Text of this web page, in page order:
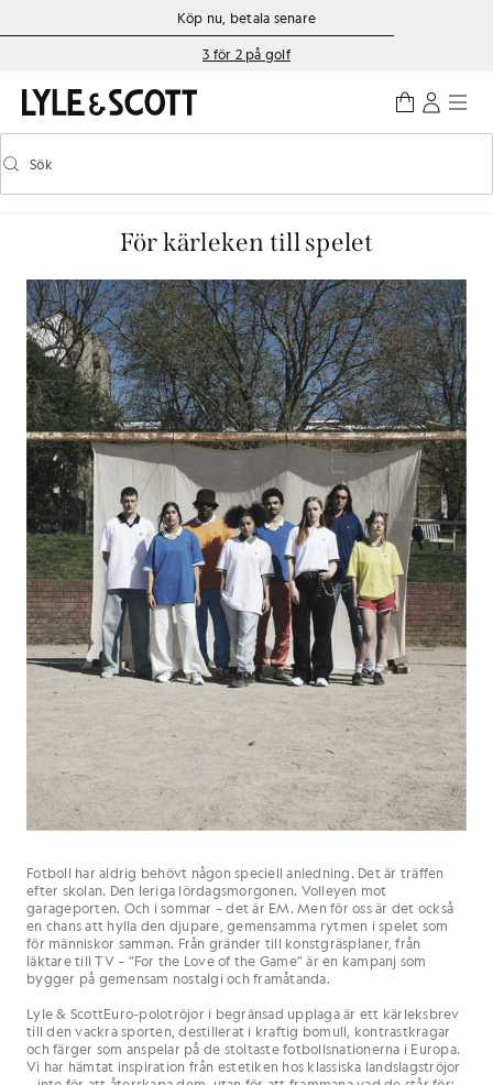
Gå direkt till huvudinnehållet
Information om tillgänglighetKöp nu, betala senare
3 för 2 på golf
Aktivera/inaktivera prediktiv sökning
Sök
För kärleken till spelet
Fotboll har aldrig behövt någon speciell anledning. Det är träffen
efter skolan. Den leriga lördagsmorgonen. Volleyen mot
garageporten. Och i sommar – det är EM. Men för oss är det också
en chans att hylla den djupare, gemensamma rytmen i spelet som
för människor samman. Från gränder till konstgräsplaner, från
läktare till TV – ”For the Love of the Game” är en kampanj som
bygger på gemensam nostalgi och framåtanda.
Lyle & ScottEuro-polotröjor i begränsad upplaga är ett kärleksbrev
till den vackra sporten, destillerat i kraftig bomull, kontrastkragar
och färger som anspelar på de stoltaste fotbollsnationerna i Europa.
Vi har hämtat inspiration från estetiken hos klassiska landslagströjor